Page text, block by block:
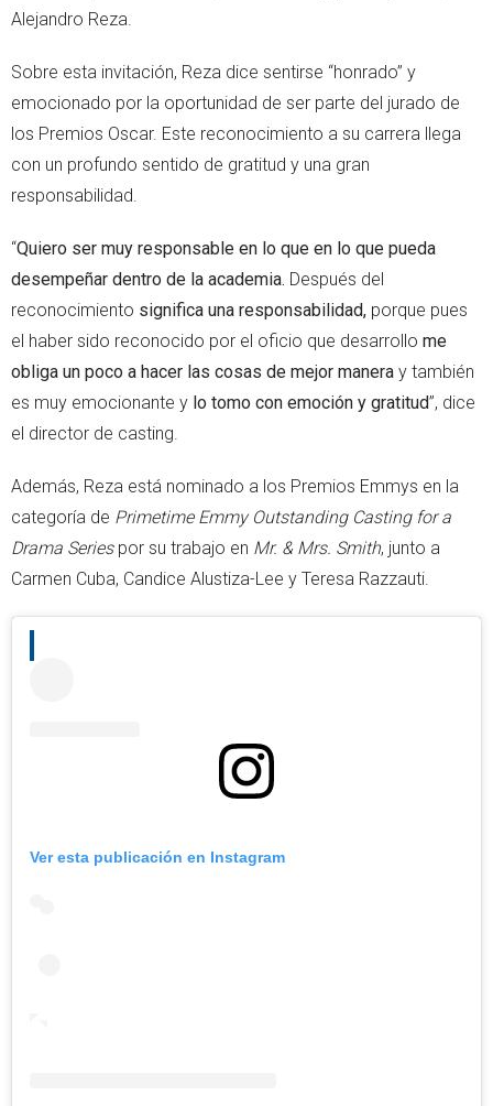
Alejandro Reza.
Sobre esta invitación, Reza dice sentirse “honrado” y
emocionado por la oportunidad de ser parte del jurado de
los Premios Oscar. Este reconocimiento a su carrera llega
con un profundo sentido de gratitud y una gran
responsabilidad.
“Quiero ser muy responsable en lo que en lo que pueda
desempeñar dentro de la academia. Después del
reconocimiento significa una responsabilidad, porque pues
el haber sido reconocido por el oficio que desarrollo me
obliga un poco a hacer las cosas de mejor manera y también
es muy emocionante y lo tomo con emoción y gratitud”, dice
el director de casting.
Además, Reza está nominado a los Premios Emmys en la
categoría de Primetime Emmy Outstanding Casting for a
Drama Series por su trabajo en Mr. & Mrs. Smith, junto a
Carmen Cuba, Candice Alustiza-Lee y Teresa Razzauti.
Ver esta publicación en Instagram